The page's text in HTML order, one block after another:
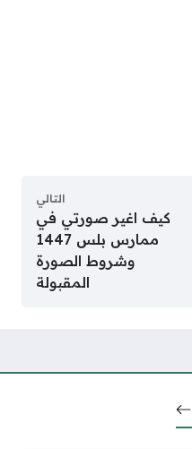
التالي
كيف اغير صورتي في
ممارس بلس 1447
وشروط الصورة
المقبولة